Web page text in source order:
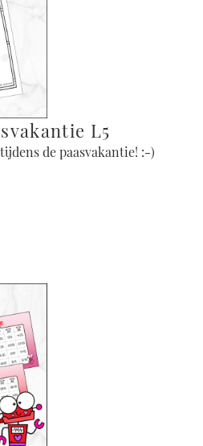
L5
de paasvakantie! :-)